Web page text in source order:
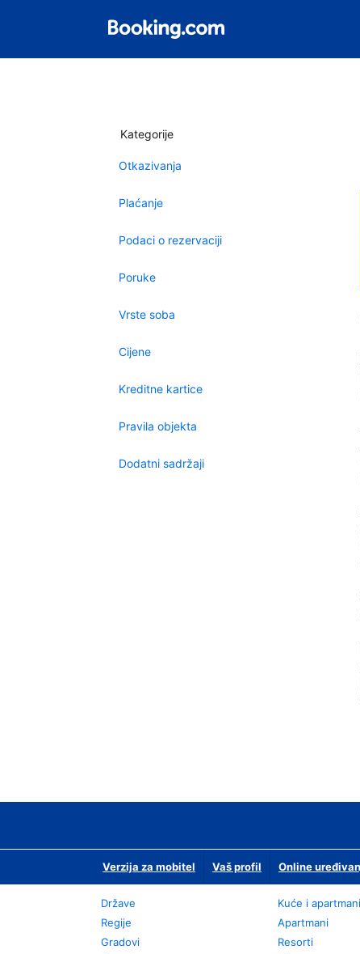
Kategorije
Otkazivanja
Plaćanje
Podaci o rezervaciji
Poruke
Vrste soba
Cijene
Kreditne kartice
Pravila objekta
Dodatni sadržaji
Verzija za mobitel Vaš profil Online
Države
Regije
Gradovi
Kuće i apartmani
Apartmani
Resorti